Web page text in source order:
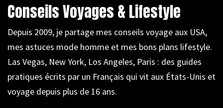
Conseils Voyages & Lifestyle
Depuis 2009, je partage mes conseils voyage aux USA,
mes astuces mode homme et mes bons plans lifestyle.
Las Vegas, New York, Los Angeles, Paris : des guides
pratiques écrits par un Français qui vit aux États-Unis et
voyage depuis plus de 16 ans.